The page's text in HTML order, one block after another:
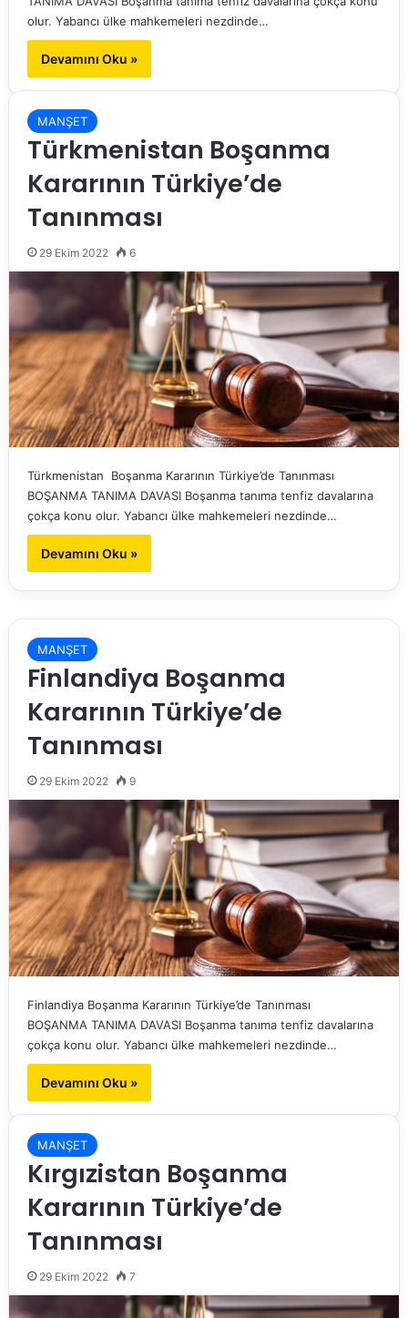
olur. Yabancı ülke mahkemeleri nezdinde…
Devamını Oku »
MANŞET
Türkmenistan Boşanma
Kararının Türkiye’de
Tanınması
29 Ekim 2022 6
Türkmenistan Boşanma Kararının Türkiye’de Tanınması
BOŞANMA TANIMA DAVASI Boşanma tanıma tenfiz davalarına
çokça konu olur. Yabancı ülke mahkemeleri nezdinde…
Devamını Oku »
MANŞET
Finlandiya Boşanma
Kararının Türkiye’de
Tanınması
29 Ekim 2022 9
Finlandiya Boşanma Kararının Türkiye’de Tanınması
BOŞANMA TANIMA DAVASI Boşanma tanıma tenfiz davalarına
çokça konu olur. Yabancı ülke mahkemeleri nezdinde…
Devamını Oku »
MANŞET
Kırgızistan Boşanma
Kararının Türkiye’de
Tanınması
29 Ekim 2022 7